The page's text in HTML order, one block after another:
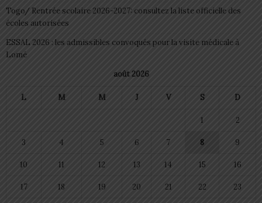
Togo/ Rentrée scolaire 2026-2027: consultez la liste officielle des
écoles autorisées
ESSAL 2026 : les admissibles convoqués pour la visite médicale à
Lomé
août 2026
L M M J V S D
1 2
3 4 5 6 7 8 9
10 11 12 13 14 15 16
17 18 19 20 21 22 23